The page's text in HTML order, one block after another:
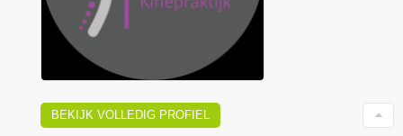
BEKIJK VOLLEDIG PROFIEL